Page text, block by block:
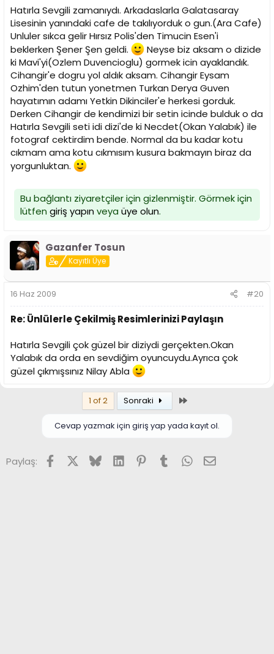
Hatırla Sevgili zamanıydı. Arkadaslarla Galatasaray
Lisesinin yanındaki cafe de takılıyorduk o gun.(Ara Cafe)
Unluler sıkca gelir Hırsız Polis'den Timucin Esen'i
beklerken Şener Şen geldi.
Neyse biz aksam o dizide
ki Mavi'yi(Ozlem Duvencioglu) gormek icin ayaklandık.
Cihangir'e dogru yol aldık aksam. Cihangir Eysam
Ozhim'den tutun yonetmen Turkan Derya Guven
hayatımın adamı Yetkin Dikinciler'e herkesi gorduk.
Derken Cihangir de kendimizi bir setin icinde bulduk o da
Hatırla Sevgili seti idi dizi'de ki Necdet(Okan Yalabık) ile
fotograf cektirdim bende. Normal da bu kadar kotu
cıkmam ama kotu cıkmısım kusura bakmayın biraz da
yorgunluktan.
Bu bağlantı ziyaretçiler için gizlenmiştir. Görmek için
lütfen giriş yapınveya üye olun.
Gazanfer Tosun
Kayıtlı Üye
16 Haz 2009 #20
Re: Ünlülerle Çekilmiş Resimlerinizi Paylaşın
Hatırla Sevgili çok güzel bir diziydi gerçekten.Okan
Yalabık da orda en sevdiğim oyuncuydu.Ayrıca çok
güzel çıkmışsınız Nilay Abla
1 of 2 Sonraki
Cevap yazmak için giriş yap yada kayıt ol.
Paylaş: FacebookX (Twitter)
BlueskyLinkedInPinterest
TumblrWhatsApp
E-posta